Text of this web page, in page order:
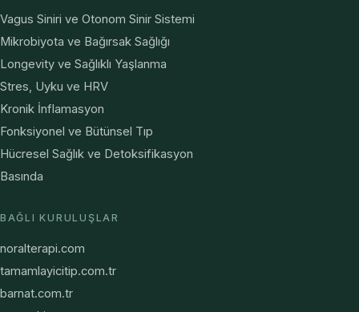
Vagus Siniri ve Otonom Sinir Sistemi
Mikrobiyota ve Bağırsak Sağlığı
Longevity ve Sağlıklı Yaşlanma
Stres, Uyku ve HRV
Kronik İnflamasyon
Fonksiyonel ve Bütünsel Tıp
Hücresel Sağlık ve Detoksifikasyon
Basında
BAĞLI KURULUŞLAR
noralterapi.com
tamamlayicitip.com.tr
barnat.com.tr